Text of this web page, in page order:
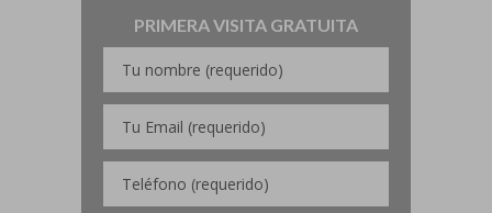
PRIMERA VISITA GRATUITA